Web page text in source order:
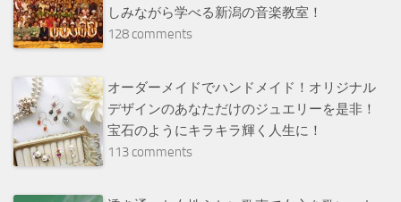
しみながら学べる新潟の音楽教室！
128 comments
オーダーメイドでハンドメイド！オリジナル
デザインのあなただけのジュエリーを是非！
宝石のようにキラキラ輝く人生に！
113 comments